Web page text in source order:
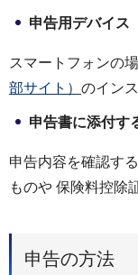
申告用デバイス
スマートフォンの
部サイト） のイン
申告書に添付す
申告内容を確認す
ものや 保険料控除
申告の方法